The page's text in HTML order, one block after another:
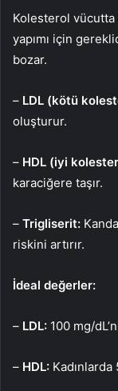
Kolesterol vücutta
yapımı için
bozar.
– LDL (kötü
oluşturur.
– HDL (iyi
karaciğere taşır.
– Trigliserit:
riskini artırır.
İdeal değerler:
– LDL: 100 mg/
– HDL: